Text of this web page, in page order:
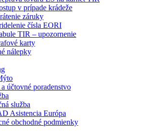
v prípade krádeže
záruky
čísla EORI
TIR – upozornenie
karty
nálepky
účtovné poradenstvo
služba
Asistencia Európa
obchodné podmienky